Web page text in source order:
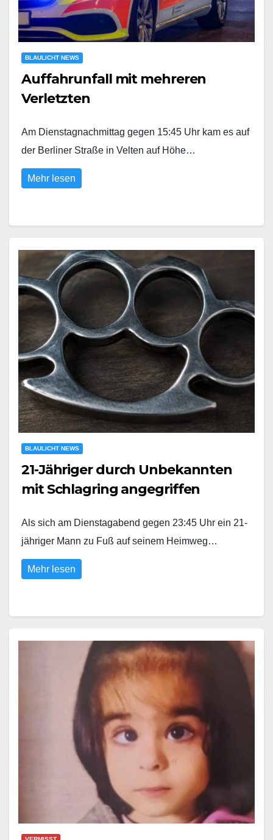
BLAULICHT NEWS
Auffahrunfall mit mehreren
Verletzten
Am Dienstagnachmittag gegen 15:45 Uhr kam es auf
der Berliner Straße in Velten auf Höhe…
Mehr lesen
BLAULICHT NEWS
21-Jähriger durch Unbekannten
mit Schlagring angegriffen
Als sich am Dienstagabend gegen 23:45 Uhr ein 21-
jähriger Mann zu Fuß auf seinem Heimweg…
Mehr lesen